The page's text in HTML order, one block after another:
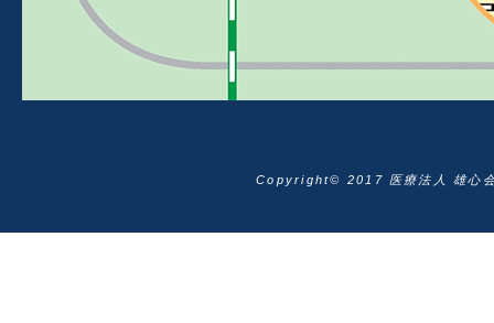
Copyright© 2017 医療法人 雄心